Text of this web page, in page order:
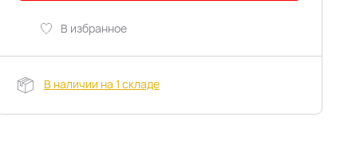
В избранное
В наличии на 1 складе